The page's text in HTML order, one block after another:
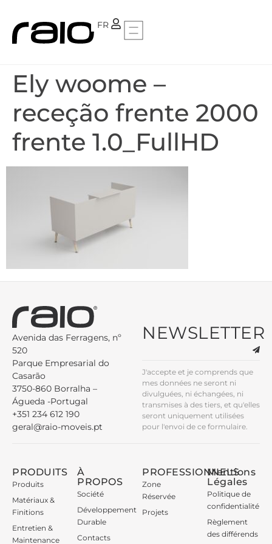
FR
PT
Ely woome –
receção frente 2000
frente 1.0_FullHD
Avenida das Ferragens, nº
520
Parque Empresarial do
Casarão
3750-860 Borralha –
Águeda -Portugal
+351 234 612 190
geral@raio-moveis.pt
NEWSLETTER
J'accepte et je comprends que
mes données ne seront ni
divulguées, ni échangées, ni
transmises à des tiers, et qu'elles
seront uniquement utilisées
pour l'envoi de ce formulaire.
PRODUITS
Produits
Matériaux &
Finitions
Entretien &
Maintenance
À
PROPOS
Société
Développement
Durable
Contacts
PROFESSIONNELS
Zone
Réservée
Projets
Mentions
Légales
Politique de
confidentialité
Règlement
des différends